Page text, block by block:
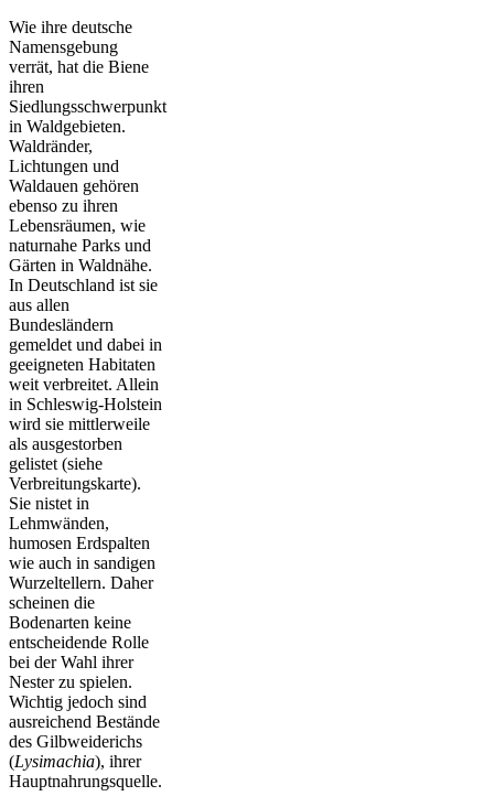
Wie ihre deutsche
Namensgebung
verrät, hat die Biene
ihren
Siedlungsschwerpunkt
in Waldgebieten.
Waldränder,
Lichtungen und
Waldauen gehören
ebenso zu ihren
Lebensräumen, wie
naturnahe Parks und
Gärten in Waldnähe.
In Deutschland ist sie
aus allen
Bundesländern
gemeldet und dabei in
geeigneten Habitaten
weit verbreitet. Allein
in Schleswig-Holstein
wird sie mittlerweile
als ausgestorben
gelistet (siehe
Verbreitungskarte).
Sie nistet in
Lehmwänden,
humosen Erdspalten
wie auch in sandigen
Wurzeltellern. Daher
scheinen die
Bodenarten keine
entscheidende Rolle
bei der Wahl ihrer
Nester zu spielen.
Wichtig jedoch sind
ausreichend Bestände
des Gilbweiderichs
(Lysimachia), ihrer
Hauptnahrungsquelle.